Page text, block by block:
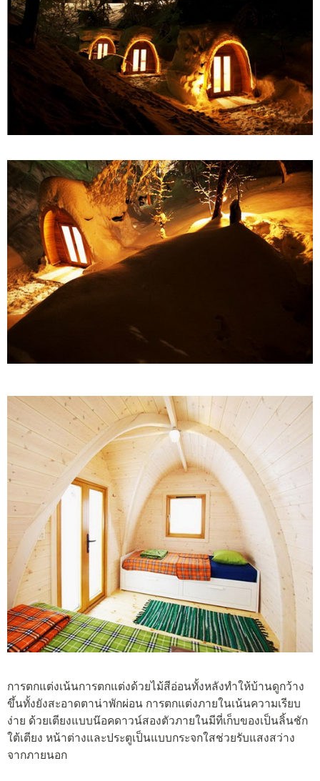
การตกแต่งเน้นการตกแต่งด้วยไม้สีอ่อนทั้งหลังทำให้บ้านดูกว้าง
ขึ้นทั้งยังสะอาดตาน่าพักผ่อน การตกแต่งภายในเน้นความเรียบ
ง่าย ด้วยเตียงแบบน๊อคดาวน์สองตัวภายในมีที่เก็บของเป็นลิ้นชัก
ใต้เตียง หน้าต่างและประตูเป็นแบบกระจกใสช่วยรับแสงสว่าง
จากภายนอก